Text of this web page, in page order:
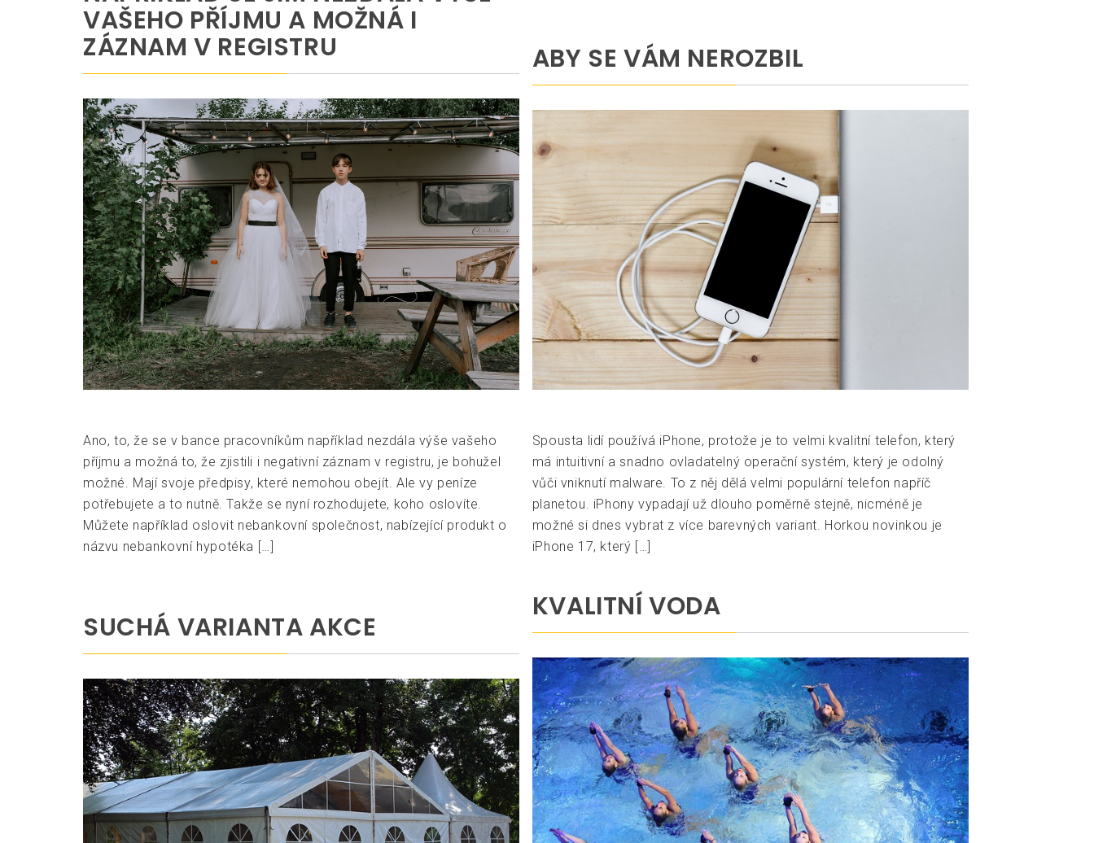
VAŠEHO PŘÍJMU A MOŽNÁ I
ZÁZNAM V REGISTRU
Ano, to, že se v bance pracovníkům například nezdála výše vašeho
příjmu a možná to, že zjistili i negativní záznam v registru, je bohužel
možné. Mají svoje předpisy, které nemohou obejít. Ale vy peníze
potřebujete a to nutně. Takže se nyní rozhodujete, koho oslovíte.
Můžete například oslovit nebankovní společnost, nabízející produkt o
názvu nebankovní hypotéka […]
ABY SE VÁM NEROZBIL
Spousta lidí používá iPhone, protože je to velmi kvalitní telefon, který
má intuitivní a snadno ovladatelný operační systém, který je odolný
vůči vniknutí malware. To z něj dělá velmi populární telefon napříč
planetou. iPhony vypadají už dlouho poměrně stejně, nicméně je
možné si dnes vybrat z více barevných variant. Horkou novinkou je
iPhone 17, který […]
SUCHÁ VARIANTA AKCE
KVALITNÍ VODA